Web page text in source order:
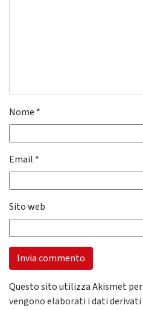
Nome *
Email *
Sito web
Questo sito utilizza Akismet
vengono elaborati i dati